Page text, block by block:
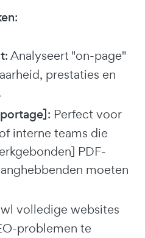
:
: Analyseert "on-page"
prestaties en
: Perfect voor
interne teams die
PDF-
moeten
volledige websites
problemen te